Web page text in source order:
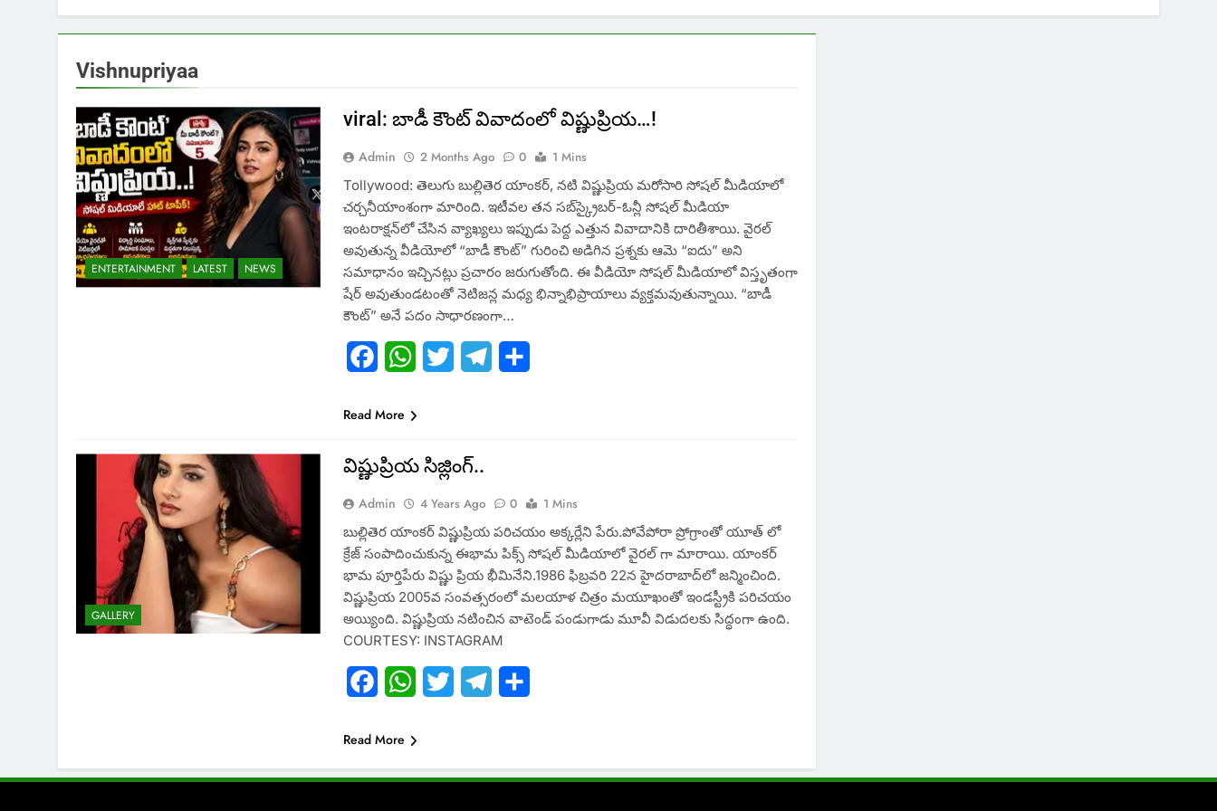
Vishnupriyaa
ENTERTAINMENT LATEST NEWS
viral: బాడీ కౌంట్ వివాదంలో విష్ణుప్రియ…!
Admin 2 Months Ago 0
1 Mins
Tollywood: తెలుగు బుల్లితెర యాంకర్, నటి విష్ణుప్రియ మరోసారి సోషల్ మీడియాలో
చర్చనీయాంశంగా మారింది. ఇటీవల తన సబ్‌స్క్రైబర్-ఓన్లీ సోషల్ మీడియా
ఇంటరాక్షన్‌లో చేసిన వ్యాఖ్యలు ఇప్పుడు పెద్ద ఎత్తున వివాదానికి దారితీశాయి. వైరల్
అవుతున్న వీడియోలో “బాడీ కౌంట్” గురించి అడిగిన ప్రశ్నకు ఆమె “ఐదు” అని
సమాధానం ఇచ్చినట్లు ప్రచారం జరుగుతోంది. ఈ వీడియో సోషల్ మీడియాలో విస్తృతంగా
షేర్ అవుతుండటంతో నెటిజన్ల మధ్య భిన్నాభిప్రాయాలు వ్యక్తమవుతున్నాయి. “బాడీ
కౌంట్” అనే పదం సాధారణంగా…
FacebookWhatsApp
Twitter Telegram
Read More
GALLERY
విష్ణుప్రియ సిజ్లింగ్..
Admin 4 Years Ago 0
1 Mins
బుల్లితెర యాంకర్ విష్ణుప్రియ పరిచయం అక్కర్లేని పేరు.పోవేపోరా ప్రోగ్రాంతో యూత్ లో
క్రేజ్ సంపాదించుకున్న ఈభామ పిక్స్ సోషల్ మీడియాలో వైరల్ గా మారాయి. యాంకర్
భామ పూర్తిపేరు విష్ణు ప్రియ భీమినేని.1986 ఫిబ్రవరి 22న హైదరాబాద్‌లో జన్మించింది.
విష్ణుప్రియ 2005వ సంవత్సరంలో మలయాళ చిత్రం మయూఖంతో ఇండస్ట్రీకి పరిచయం
అయ్యింది. విష్ణుప్రియ నటించిన వాటెండ్ పండుగాడు మూవీ విడుదలకు సిద్ధంగా ఉంది.
COURTESY: INSTAGRAM
FacebookWhatsApp
Twitter Telegram
Read More